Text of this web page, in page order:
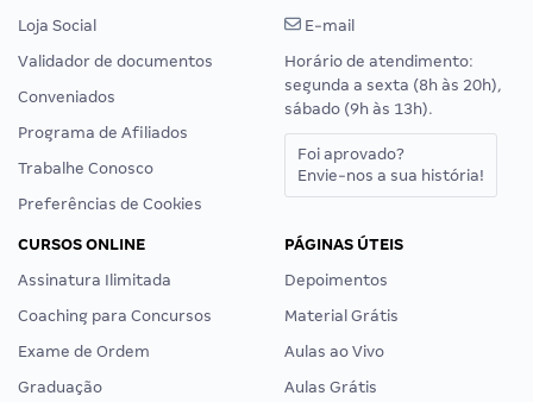
Loja Social
Validador de documentos
Conveniados
Programa de Afiliados
Trabalhe Conosco
Preferências de Cookies
E-mail
Horário de atendimento:
segunda a sexta (8h às 20h),
sábado (9h às 13h).
Foi aprovado?
Envie-nos a sua história!
CURSOS ONLINE
Assinatura Ilimitada
Coaching para Concursos
Exame de Ordem
Graduação
PÁGINAS ÚTEIS
Depoimentos
Material Grátis
Aulas ao Vivo
Aulas Grátis